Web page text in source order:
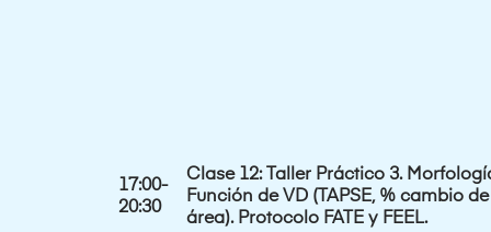
17:00-
20:30
Clase 12: Taller Práctico 3.
Función de VD (TAPSE, % cambio de
área). Protocolo FATE y FEEL.